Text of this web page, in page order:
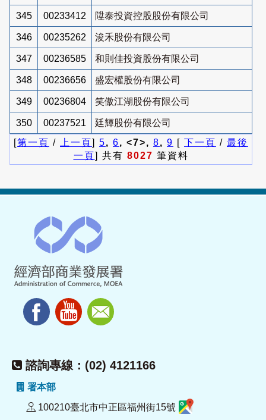
345 00233412 陞泰投資控股股份有限公司
346 00235262 浚禾股份有限公司
347 00236585 和則佳投資股份有限公司
348 00236656 盛宏權股份有限公司
349 00236804 笑傲江湖股份有限公司
350 00237521
廷輝股份有限公司
[第一頁 / 上一頁] 5, 6, <7>, 8, 9 [ 下一頁 / 最後
一頁] 共有 8027 筆資料
諮詢專線：(02) 4121166
署本部
100210臺北市中正區福州街15號